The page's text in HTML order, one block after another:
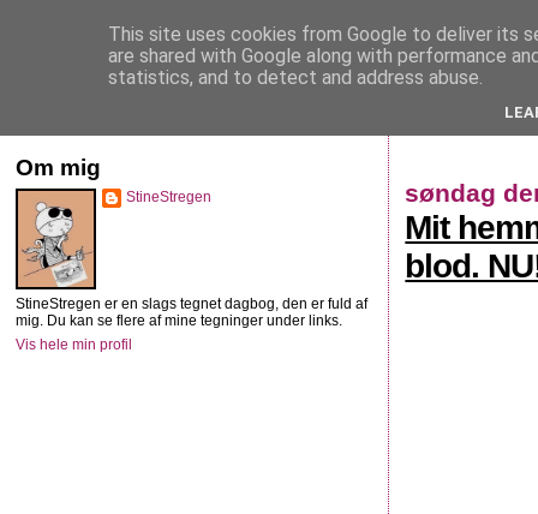
StineStregen
søndag
Mit
blod.
Om mig
StineStregen
StineStregen er en slags tegnet dagbog, den er fuld af
mig. Du kan se flere af mine tegninger under links.
Vis hele min profil
This site uses cookies from Google to deliver its
are shared with Google along with performance
statistics, and to detect and address abuse.